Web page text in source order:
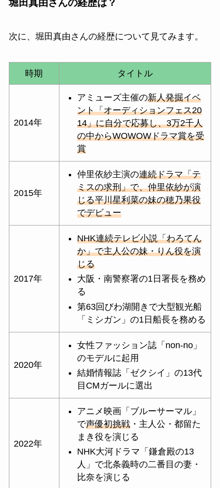
堀田真由さんの経歴は？
次に、 堀田真由さんの経歴について見てみます。
時期 タイトル
2014年
アミューズ主催の新人発掘イベ
ント「オーディションフェス20
14」に自分で応募し、3万2千人
の中からWOWOWドラマ賞を受
賞
2015年
仲里依紗主演の連続ドラマ「テ
ミスの求刑」で、仲里依紗が演
じる平川星利菜の妹の穂乃果役
でデビュー
2017年
NHK連続テレビ小説「わろてん
か」で主人公の妹・りん役を演
じる
大阪・南警察署の1日署長を務め
る
第63回びわ湖開きで大型観光船
「ミシガン」の1日船長を務める
2020年
女性ファッション誌「non-no」
のモデルに起用
結婚情報誌「ゼクシイ」の13代
目CMガールに選出
2022年
アニメ映画「ブルーサーマル」
で声優初挑戦・ 主人公・都留た
まき役を演じる
NHK大河ドラマ「鎌倉殿の13
人」で北条義時の二番目の妻・
比奈を演じる